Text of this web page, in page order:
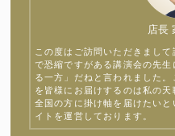
店長
この度はご訪問いただきまし
で恐縮ですがある講演会の先生
る一方」だねと言われました
を皆様にお届けするのは私の天
全国の方に掛け軸を届けたい
イトを運営しております。